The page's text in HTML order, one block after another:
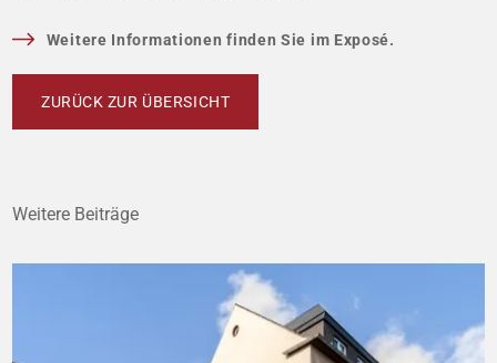
Weitere Informationen finden Sie im Exposé.
ZURÜCK ZUR ÜBERSICHT
Weitere Beiträge